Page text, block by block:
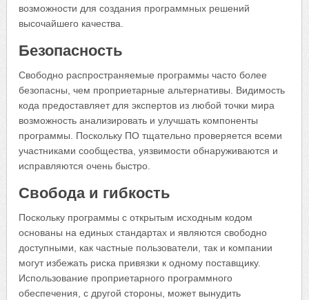
возможности для создания программных решений
высочайшего качества.
Безопасность
Свободно распространяемые программы часто более
безопасны, чем проприетарные альтернативы. Видимость
кода предоставляет для экспертов из любой точки мира
возможность анализировать и улучшать компоненты
программы. Поскольку ПО тщательно проверяется всеми
участниками сообщества, уязвимости обнаруживаются и
исправляются очень быстро.
Свобода и гибкость
Поскольку программы с открытым исходным кодом
основаны на единых стандартах и являются свободно
доступными, как частные пользователи, так и компании
могут избежать риска привязки к одному поставщику.
Использование проприетарного программного
обеспечения, с другой стороны, может вынудить